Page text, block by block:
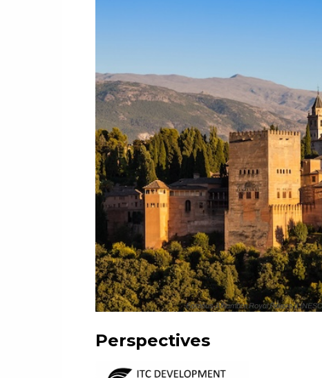
Famous Alhambra Royal Palace
Perspectives